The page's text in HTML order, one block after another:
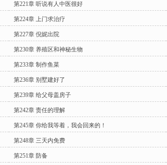
第221章 听说有人中医很好
第224章 上门求治疗
第227章 倪妮出院
第230章 养殖区和神秘生物
第233章 制作鱼菜
第236章 别墅建好了
第239章 给父母盖房子
第242章 责任的理解
第245章 你给我等着，我会回来的！
第248章 三天内免费
第251章 防备